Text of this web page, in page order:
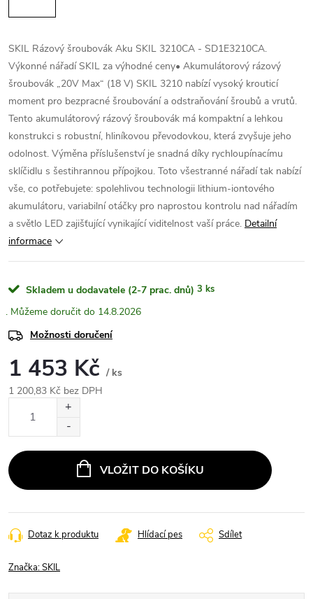
SKIL Rázový šroubovák Aku SKIL 3210CA - SD1E3210CA.
Výkonné nářadí SKIL za výhodné ceny• Akumulátorový rázový
šroubovák „20V Max“ (18 V) SKIL 3210 nabízí vysoký krouticí
moment pro bezpracné šroubování a odstraňování šroubů a vrutů.
Tento akumulátorový rázový šroubovák má kompaktní a lehkou
konstrukci s robustní, hliníkovou převodovkou, která zvyšuje jeho
odolnost. Výměna příslušenství je snadná díky rychloupínacímu
sklíčidlu s šestihrannou přípojkou. Toto všestranné nářadí tak nabízí
vše, co potřebujete: spolehlivou technologii lithium-iontového
akumulátoru, variabilní otáčky pro naprostou kontrolu nad nářadím
a světlo LED zajišťující vynikající viditelnost vaší práce. Detailní
informace
Skladem u dodavatele (2-7 prac. dnů) 3 ks
14.8.2026
Možnosti doručení
1 453 Kč / ks
1 200,83 Kč bez DPH
VLOŽIT DO KOŠÍKU
Dotaz k produktu Hlídací pes Sdílet
Značka:SKIL